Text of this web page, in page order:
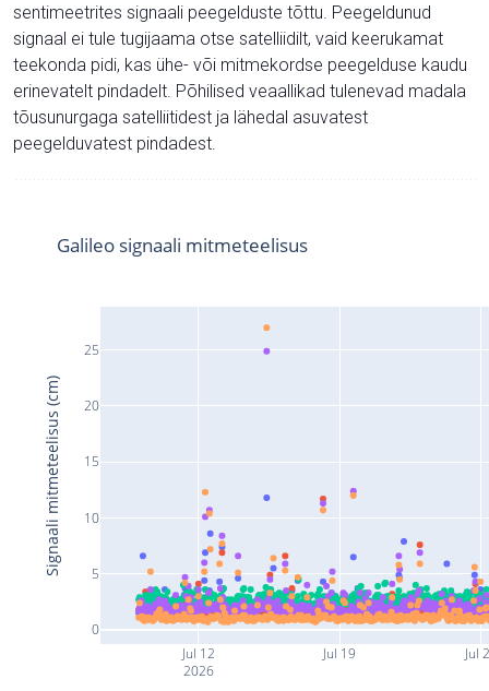
sentimeetrites signaali peegelduste tõttu. Peegeldunud
signaal ei tule tugijaama otse satelliidilt, vaid keerukamat
teekonda pidi, kas ühe- või mitmekordse peegelduse kaudu
erinevatelt pindadelt. Põhilised veaallikad tulenevad madala
tõusunurgaga satelliitidest ja lähedal asuvatest
peegelduvatest pindadest.
Jul 12
2026
Jul 19 Jul
0
5
10
15
20
25
Galileo signaali mitmeteelisus
Signaali mitmeteelisus (cm)